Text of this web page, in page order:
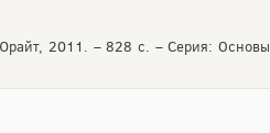
2011. – 828 с. – Серия: Основы